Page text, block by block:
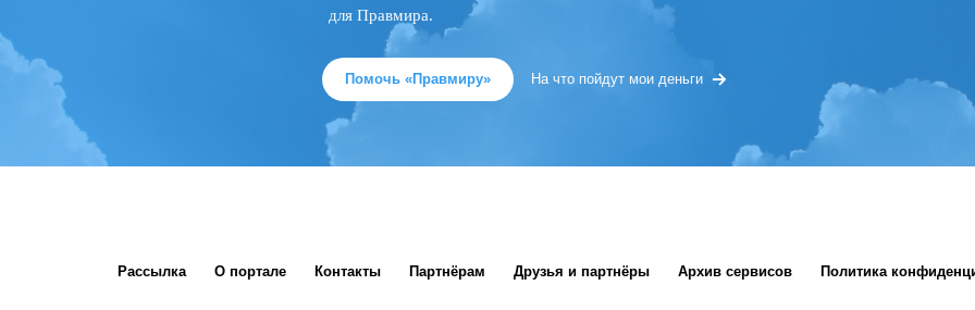
для Правмира.
Помочь «Правмиру» На что пойдут мои деньги
Рассылка О портале Контакты Партнёрам Друзья и партнёры Архив сервисов Политика